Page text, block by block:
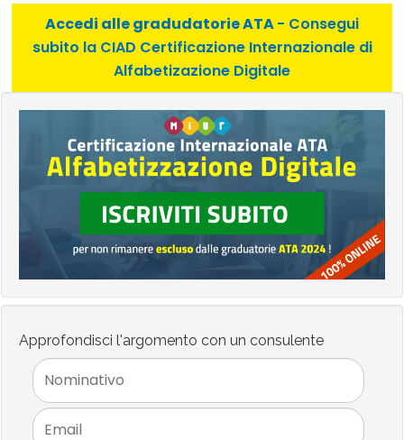
Accedi alle gradudatorie ATA- Consegui
subito la CIAD Certificazione Internazionale di
Alfabetizazione Digitale
Approfondisci l'argomento con un consulente